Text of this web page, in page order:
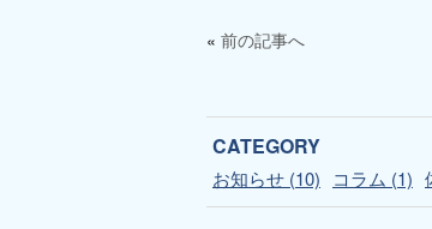
« 前の記事へ
CATEGORY
お知らせ (10) コラム (1)